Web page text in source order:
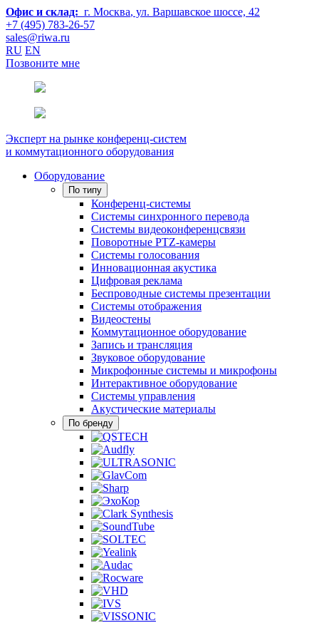
Офис и склад: г. Москва, ул. Варшавское шоссе, 42
+7 (495) 783-26-57
sales@riwa.ru
RU EN
Позвоните мне
Эксперт на рынке конференц-систем
и коммутационного оборудования
Оборудование
По типу
Конференц-системы
Системы синхронного перевода
Системы видеоконференцсвязи
Поворотные PTZ-камеры
Системы голосования
Инновационная акустика
Цифровая реклама
Беспроводные системы презентации
Системы отображения
Видеостены
Коммутационное оборудование
Запись и трансляция
Звуковое оборудование
Микрофонные системы и микрофоны
Интерактивное оборудование
Системы управления
Акустические материалы
По бренду